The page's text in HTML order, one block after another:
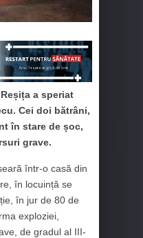
a speriat
Cei doi bătrâni,
în stare de șoc,
grave.
într-o casă din
în locuință se
în jur de 80 de
exploziei,
de gradul al III-